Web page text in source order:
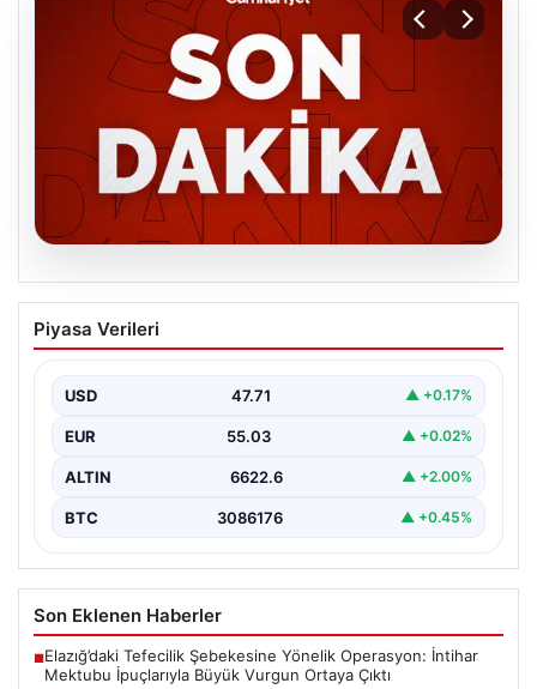
MGK’den 8 maddelik kritik bildiri: Dikkat
çeken ‘Terörsüz Bölge’ vurgusu
Piyasa Verileri
USD 47.71 ▲ +0.17%
EUR 55.03 ▲ +0.02%
ALTIN 6622.6 ▲ +2.00%
BTC 3086176 ▲ +0.45%
Son Eklenen Haberler
■Elazığ’daki Tefecilik Şebekesine Yönelik Operasyon: İntihar
Mektubu İpuçlarıyla Büyük Vurgun Ortaya Çıktı